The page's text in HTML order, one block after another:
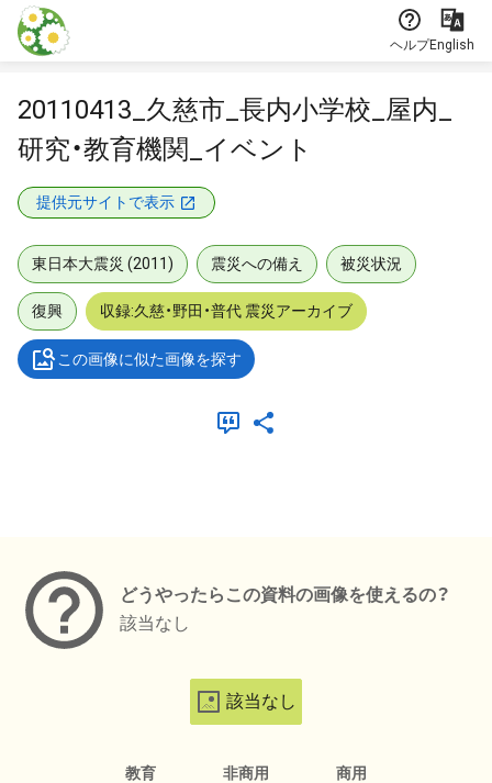
本文に飛ぶ
ヘルプEnglish
20110413_久慈市_長内小学校_屋内_
研究・教育機関_イベント
提供元サイトで表示
東日本大震災 (2011) 震災への備え 被災状況
復興 収録:久慈・野田・普代 震災アーカイブ
この画像に似た画像を探す
どうやったらこの資料の画像を使えるの？
該当なし
該当なし
教育 非商用 商用